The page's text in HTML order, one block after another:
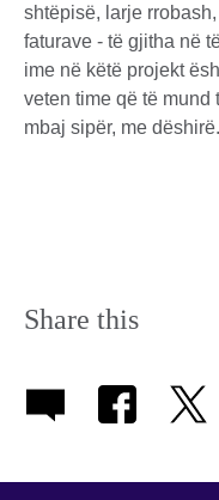
shtëpisë, larje
faturave - të gjitha në
ime në këtë projekt
veten time që të mund
mbaj sipër, me dëshirë.
Share this